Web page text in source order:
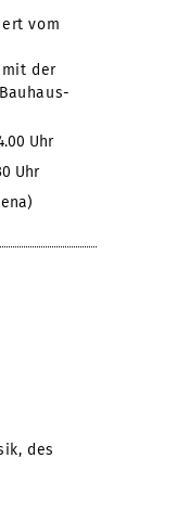
vom
mit der
Uhr
Uhr
des